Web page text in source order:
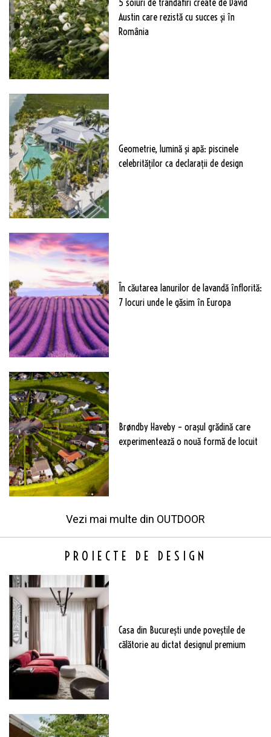
Austin care rezistă cu succes și în
România
Geometrie, lumină și apă: piscinele
celebrităților ca declarații de design
În căutarea lanurilor de lavandă înflorită:
7 locuri unde le găsim în Europa
Brøndby Haveby – orașul grădină care
experimentează o nouă formă de locuit
Vezi mai multe din OUTDOOR
PROIECTE DE DESIGN
Casa din București unde poveștile de
călătorie au dictat designul premium